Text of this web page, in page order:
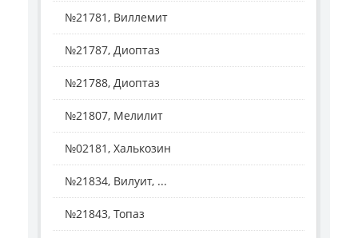
№21781, Виллемит
№21787, Диоптаз
№21788, Диоптаз
№21807, Мелилит
№02181, Халькозин
№21834, Вилуит, ...
№21843, Топаз